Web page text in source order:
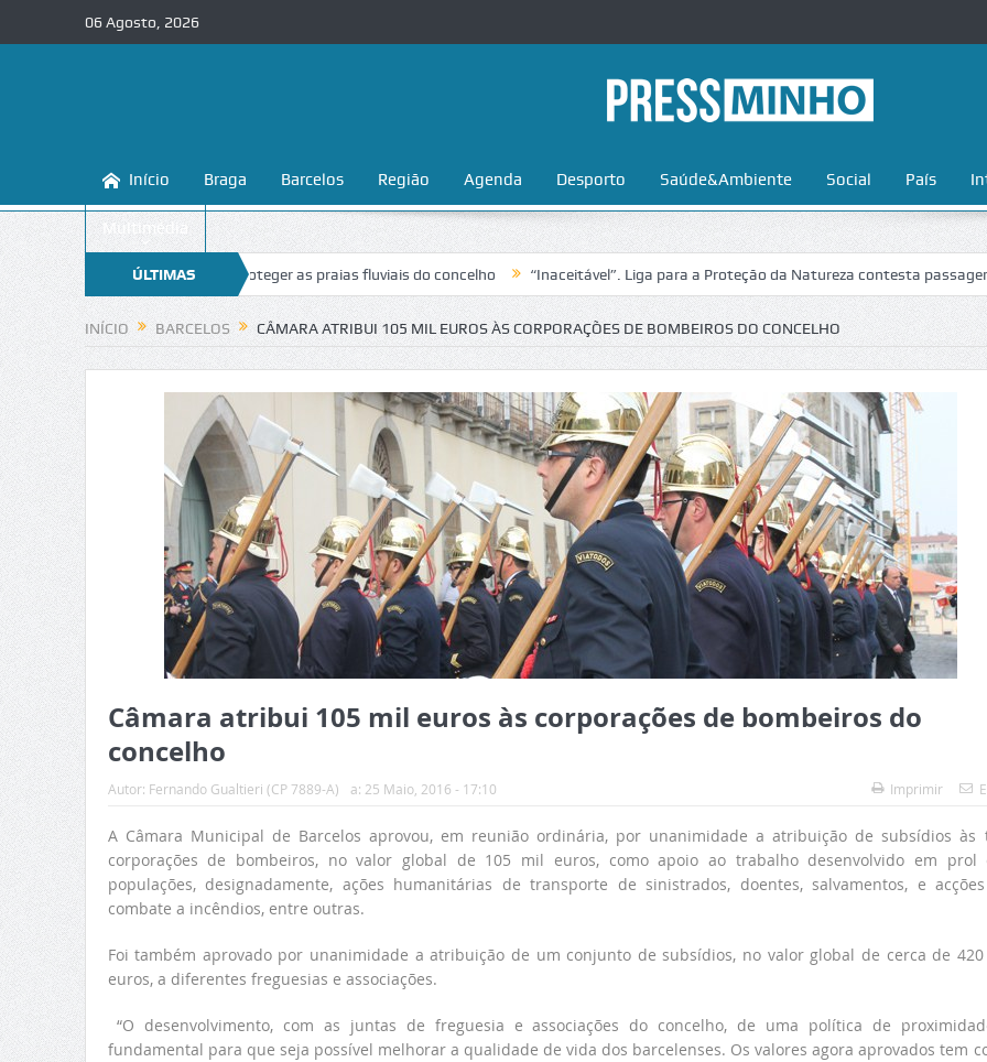
06 Agosto, 2026
Início Braga Barcelos Região Agenda Desporto Saúde&Ambiente Social País
Multimédia
ÚLTIMAS
NOTÍCIAS
ensina a conhecer e proteger as praias fluviais do concelho “Inaceitável”. Liga para a Proteção da Natureza contesta passagem da
INÍCIO BARCELOS CÂMARA ATRIBUI 105 MIL EUROS ÀS CORPORAÇÕES DE BOMBEIROS DO CONCELHO
Câmara atribui 105 mil euros às corporações de bombeiros do
concelho
Autor: Fernando Gualtieri (CP 7889-A) a: 25 Maio, 2016 - 17:10 Imprimir
A Câmara Municipal de Barcelos aprovou, em reunião ordinária, por unanimidade a atribuição de subsídios às
corporações de bombeiros, no valor global de 105 mil euros, como apoio ao trabalho desenvolvido em prol
populações, designadamente, ações humanitárias de transporte de sinistrados, doentes, salvamentos, e
combate a incêndios, entre outras.
Foi também aprovado por unanimidade a atribuição de um conjunto de subsídios, no valor global de cerca de
euros, a diferentes freguesias e associações.
“O desenvolvimento, com as juntas de freguesia e associações do concelho, de uma política de
fundamental para que seja possível melhorar a qualidade de vida dos barcelenses. Os valores agora aprovados tem